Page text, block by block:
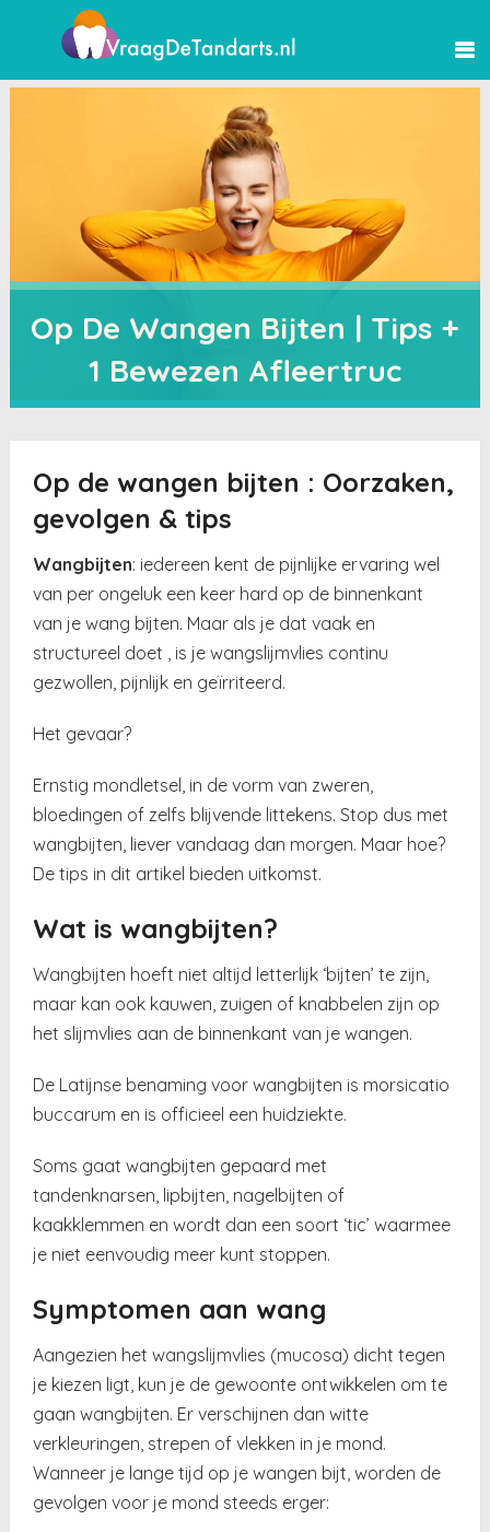
Op De Wangen Bijten | Tips +
1 Bewezen Afleertruc
Op de wangen bijten : Oorzaken,
gevolgen & tips
Wangbijten: iedereen kent de pijnlijke ervaring wel
van per ongeluk een keer hard op de binnenkant
van je wang bijten. Maar als je dat vaak en
structureel doet , is je wangslijmvlies continu
gezwollen, pijnlijk en geïrriteerd.
Het gevaar?
Ernstig mondletsel, in de vorm van zweren,
bloedingen of zelfs blijvende littekens. Stop dus met
wangbijten, liever vandaag dan morgen. Maar hoe?
De tips in dit artikel bieden uitkomst.
Wat is wangbijten?
Wangbijten hoeft niet altijd letterlijk ‘bijten’ te zijn,
maar kan ook kauwen, zuigen of knabbelen zijn op
het slijmvlies aan de binnenkant van je wangen.
De Latijnse benaming voor wangbijten is morsicatio
buccarum en is officieel een huidziekte.
Soms gaat wangbijten gepaard met
tandenknarsen, lipbijten, nagelbijten of
kaakklemmen en wordt dan een soort ‘tic’ waarmee
je niet eenvoudig meer kunt stoppen.
Symptomen aan wang
Aangezien het wangslijmvlies (mucosa) dicht tegen
je kiezen ligt, kun je de gewoonte ontwikkelen om te
gaan wangbijten. Er verschijnen dan witte
verkleuringen, strepen of vlekken in je mond.
Wanneer je lange tijd op je wangen bijt, worden de
gevolgen voor je mond steeds erger: